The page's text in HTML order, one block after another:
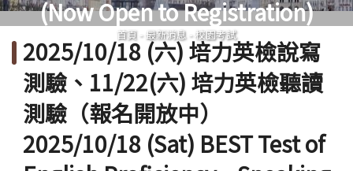
法規辦法與申請表
English(link is external)
(Now Open to Registration)
首頁 - 最新消息 -校園考試
2025/10/18 (六) 培力英檢說寫
測驗、11/22(六) 培力英檢聽讀
測驗（報名開放中）
2025/10/18 (Sat) BEST Test of